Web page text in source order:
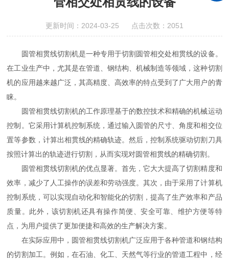
更新时间：2024-03-25 点击次数：2051
圆管相贯线切割机是一种专用于切割圆管相交处相贯线的设备。
在工业生产中，尤其是在管道、钢结构、机械制造等领域，这种切割
机的应用越来越广泛，其高精度、高效率的特点受到了广大用户的青
睐。
圆管相贯线切割机的工作原理基于的数控技术和精确的机械运动
控制。它采用计算机控制系统，通过输入圆管的尺寸、角度和相交位
置等参数，计算出相贯线的精确轨迹。然后，控制系统驱动切割刀具
按照计算出的轨迹进行切割，从而实现对圆管相贯线的精确切割。
圆管相贯线切割机的优点显著。首先，它大大提高了切割精度和
效率，减少了人工操作的误差和劳动强度。其次，由于采用了计算机
控制系统，可以实现自动化和智能化的切割，提高了生产效率和产品
质量。此外，该切割机还具有操作简便、安全可靠、维护方便等特
点，为用户提供了更加便捷和高效的生产解决方案。
在实际应用中，圆管相贯线切割机广泛应用于各种管道和钢结构
的切割加工。例如，在石油、化工、天然气等行业的管道工程中，经